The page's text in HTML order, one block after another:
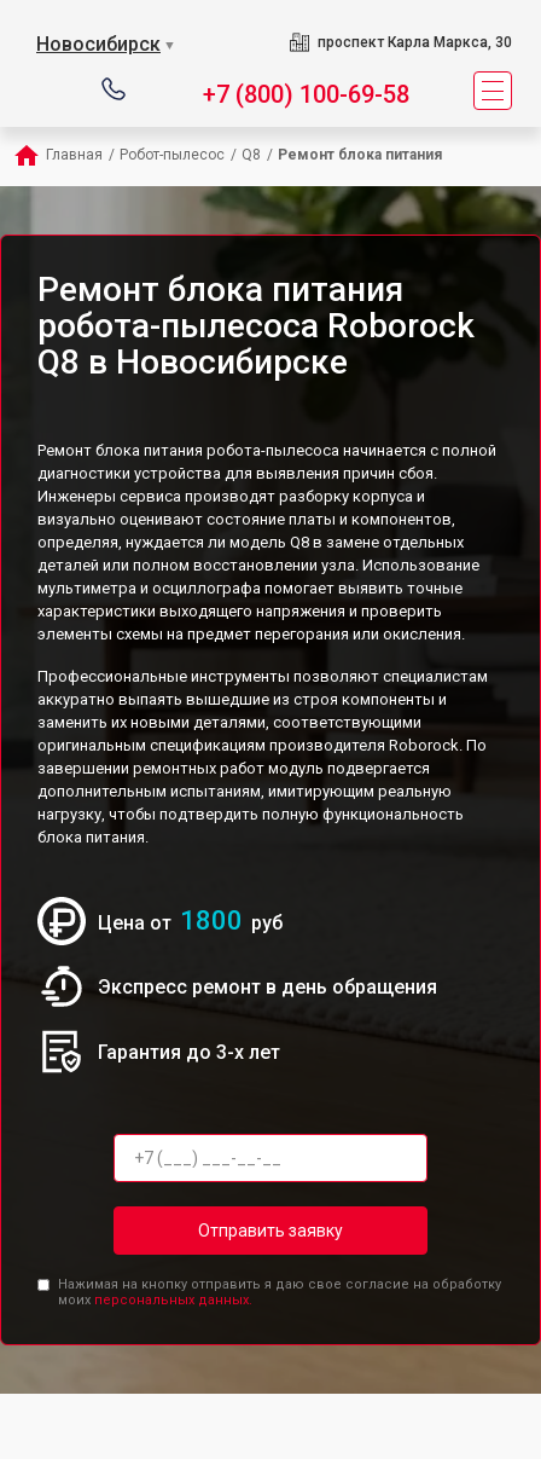
Новосибирск ▼ проспект Карла Маркса, 30
+7 (800) 100-69-58
Главная / Робот-пылесос / Q8 / Ремонт блока питания
Ремонт блока питания
робота-пылесоса Roborock
Q8 в Новосибирске
Ремонт блока питания робота-пылесоса начинается с полной
диагностики устройства для выявления причин сбоя.
Инженеры сервиса производят разборку корпуса и
визуально оценивают состояние платы и компонентов,
определяя, нуждается ли модель Q8 в замене отдельных
деталей или полном восстановлении узла. Использование
мультиметра и осциллографа помогает выявить точные
характеристики выходящего напряжения и проверить
элементы схемы на предмет перегорания или окисления.
Профессиональные инструменты позволяют специалистам
аккуратно выпаять вышедшие из строя компоненты и
заменить их новыми деталями, соответствующими
оригинальным спецификациям производителя Roborock. По
завершении ремонтных работ модуль подвергается
дополнительным испытаниям, имитирующим реальную
нагрузку, чтобы подтвердить полную функциональность
блока питания.
Цена от 1800 руб
Экспресс ремонт в день обращения
Гарантия до 3-х лет
Отправить заявку
Нажимая на кнопку отправить я даю свое согласие на обработку
моих персональных данных.